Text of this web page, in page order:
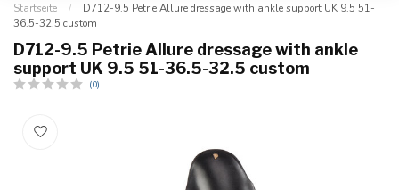
Startseite /
D712-9.5 Petrie Allure dressage with ankle support UK 9.5 51-
36.5-32.5 custom
D712-9.5 Petrie Allure dressage with ankle
support UK 9.5 51-36.5-32.5 custom
(0)